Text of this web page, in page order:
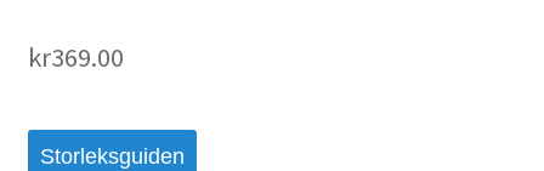
kr369.00
Storleksguiden